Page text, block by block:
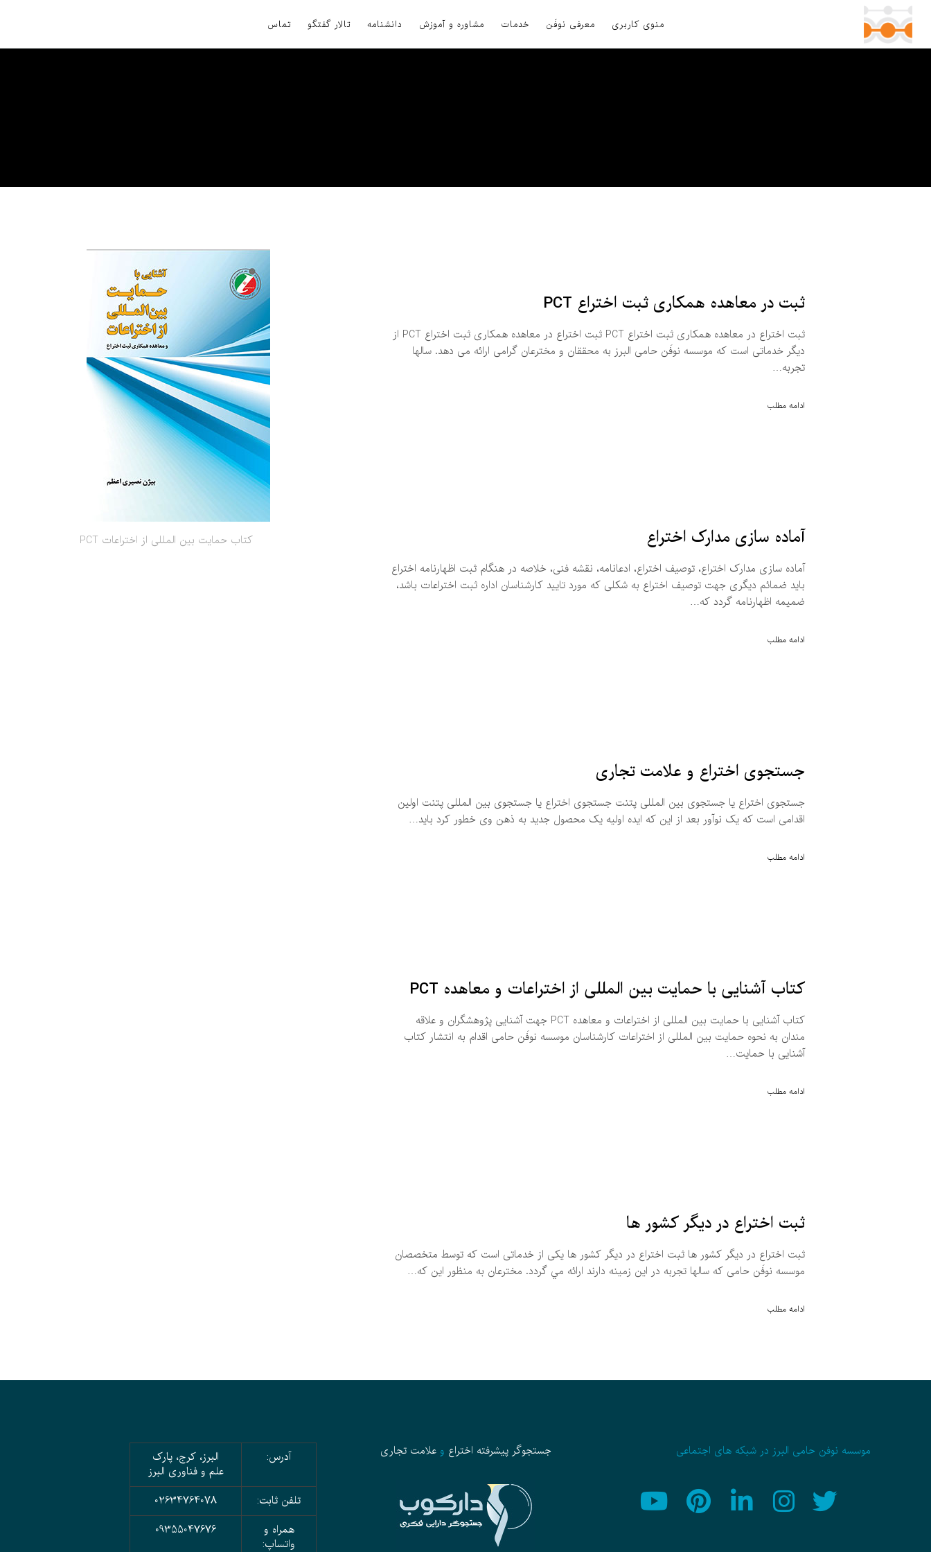
منوی کاربری معرفی نوفَن خدمات مشاوره و آموزش دانشنامه تالار گفتگو تماس
معاهده PCT برای اولین بار در سال 1970 میلادی در واشنگتن به امضاء رسید و در سال 1978 میلادی اعضای آن
ثبت در معاهده همکاری ثبت اختراع PCT
ثبت اختراع در معاهده همکاری ثبت اختراع PCT ثبت اختراع در معاهده همکاری ثبت اختراع PCT از
دیگر خدماتی است که موسسه نوفَن حامی البرز به محققان و مخترعان گرامی ارائه می دهد. سالها
تجربه…
ادامه مطلب
آماده سازی مدارک اختراع
آماده سازی مدارک اختراع، توصیف اختراع، ادعانامه، نقشه فنی، خلاصه در هنگام ثبت اظهارنامه اختراع
باید ضمائم دیگری جهت توصیف اختراع به شکلی که مورد تایید کارشناسان اداره ثبت اختراعات باشد،
ضمیمه اظهارنامه گردد که…
ادامه مطلب
جستجوی اختراع و علامت تجاری
جستجوی اختراع یا جستجوی بین المللی پتنت جستجوی اختراع یا جستجوی بین المللی پتنت اولین
اقدامی است که یک نوآور بعد از این که ایده اولیه یک محصول جدید به ذهن وی خطور کرد باید…
ادامه مطلب
کتاب آشنایی با حمایت بین المللی از اختراعات و معاهده PCT
کتاب آشنایی با حمایت بین المللی از اختراعات و معاهده PCT جهت آشنایی پژوهشگران و علاقه
مندان به نحوه حمایت بین المللی از اختراعات کارشناسان موسسه نوفَن حامی اقدام به انتشار کتاب
آشنایی با حمایت…
ادامه مطلب
ثبت اختراع در دیگر کشور ها
ثبت اختراع در دیگر کشور ها ثبت اختراع در دیگر کشور ها یکی از خدماتی است كه توسط متخصصان
موسسه نوفَن حامی كه سالها تجربه در اين زمينه دارند ارائه مي گردد. مخترعان به منظور این که…
ادامه مطلب
کتاب حمایت بین المللی از اختراعات PCT
موسسه نوفن حامی البرز در شبکه های اجتماعی جستجوگر پیشرفته اختراع وعلامت تجاری آدرس:
البرز، کرج، پارک
علم و فناوری البرز
تلفن ثابت:
02634764078
همراه و
واتساپ:
09355047676